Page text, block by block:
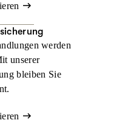
werden
unserer
bleiben Sie